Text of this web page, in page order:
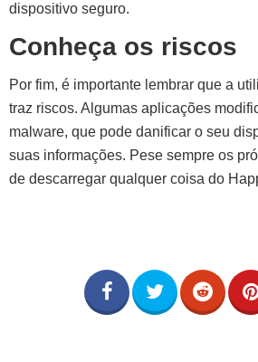
dispositivo seguro.
Conheça os riscos
Por fim, é importante lembrar que a
traz riscos. Algumas aplicações
malware, que pode danificar o seu
suas informações. Pese sempre os
de descarregar qualquer coisa do